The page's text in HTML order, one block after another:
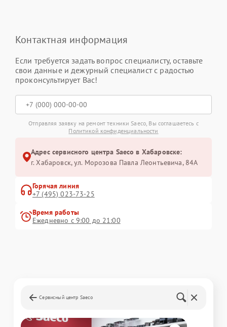
Контактная информация
Если требуется задать вопрос специалисту, оставьте
свои данные и дежурный специалист с радостью
проконсультирует Вас!
Отправляя заявку на ремонт техники Saeco, Вы соглашаетесь с
Политикой конфиденциальности
Адрес сервисного центра Saeco в Хабаровске:
г. Хабаровск, ул. Морозова Павла Леонтьевича, 84А
Горячая линия
+7 (495) 023-73-25
Время работы
Ежедневно с 9:00 до 21:00
Сервисный центр Saeco